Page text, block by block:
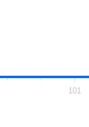
101